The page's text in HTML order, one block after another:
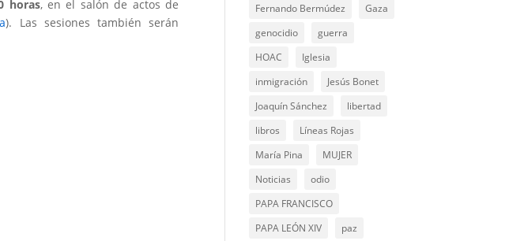
horas, en el salón de actos de
). Las sesiones también serán
Fernando Bermúdez
Gaza
genocidio
guerra
HOAC
Iglesia
inmigración
Jesús Bonet
Joaquín Sánchez
libertad
libros
Líneas Rojas
María Pina
MUJER
Noticias
odio
PAPA FRANCISCO
PAPA LEÓN XIV
paz